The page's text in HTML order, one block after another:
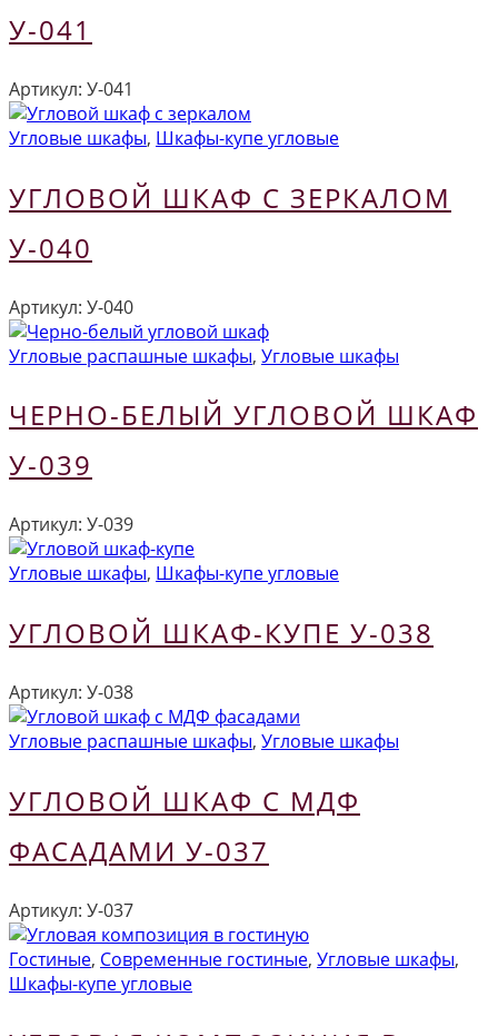
У-041
Артикул: У-041
Угловые шкафы, Шкафы-купе угловые
УГЛОВОЙ ШКАФ С ЗЕРКАЛОМ
У-040
Артикул: У-040
Угловые распашные шкафы, Угловые шкафы
ЧЕРНО-БЕЛЫЙ УГЛОВОЙ ШКАФ
У-039
Артикул: У-039
Угловые шкафы, Шкафы-купе угловые
УГЛОВОЙ ШКАФ-КУПЕ У-038
Артикул: У-038
Угловые распашные шкафы, Угловые шкафы
УГЛОВОЙ ШКАФ С МДФ
ФАСАДАМИ У-037
Артикул: У-037
Гостиные, Современные гостиные, Угловые шкафы,
Шкафы-купе угловые